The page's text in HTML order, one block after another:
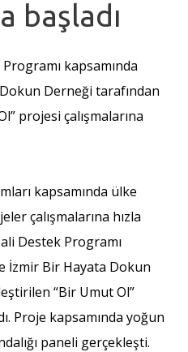
başladı
kapsamında
Derneği tarafından
projesi çalışmalarına
kapsamında ülke
çalışmalarına hızla
Destek Programı
İzmir Bir Hayata Dokun
“Bir Umut Ol”
Proje kapsamında yoğun
paneli gerçekleşti.